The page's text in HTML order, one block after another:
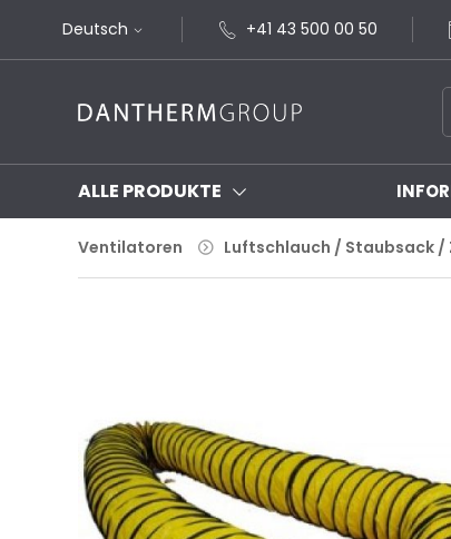
Deutsch +41 43 500 00 50
ALLE PRODUKTE
Ventilatoren Luftschlauch / Staubsack /